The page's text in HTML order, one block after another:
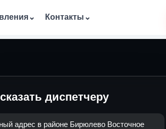
⌄ Контакты ⌄
диспетчеру
адрес в районе Бирюлево Восточное